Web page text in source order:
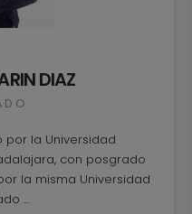
DIAZ
por la Universidad
con posgrado
la misma Universidad
...